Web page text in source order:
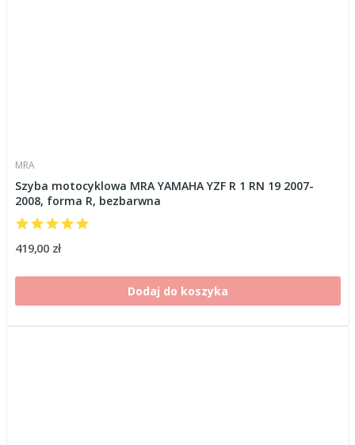
MRA
Szyba motocyklowa MRA YAMAHA YZF R 1 RN 19 2007-
2008, forma R, bezbarwna
419,00 zł
Dodaj do koszyka